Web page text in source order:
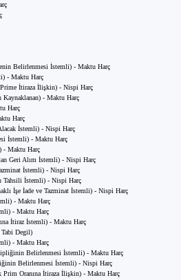
Belirlenmesi İstemli) - Maktu Harç
- Maktu Harç
İtiraza İlişkin) - Nispi Harç
- Maktu Harç
Harç
Harç
İstemli) - Nispi Harç
İstemli) - Maktu Harç
- Maktu Harç
Geri Alım İstemli) - Nispi Harç
İstemli) - Nispi Harç
Tahsili İstemli) - Nispi Harç
İşe İade ve Tazminat İstemli) - Nispi Harç
- Maktu Harç
- Maktu Harç
İtiraz İstemli) - Maktu Harç
Tabi Degil)
- Maktu Harç
Belirlenmesi İstemli) - Maktu Harç
Belirlenmesi İstemli) - Nispi Harç
Oranına İtiraza İlişkin) - Maktu Harç